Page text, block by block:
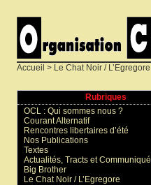
Accueil > Le Chat Noir / L’Egregore
Rubriques
OCL : Qui sommes nous ?
Courant Alternatif
Rencontres libertaires d’été
Nos Publications
Textes
Actualités, Tracts et
Big Brother
Le Chat Noir / L’Egregore